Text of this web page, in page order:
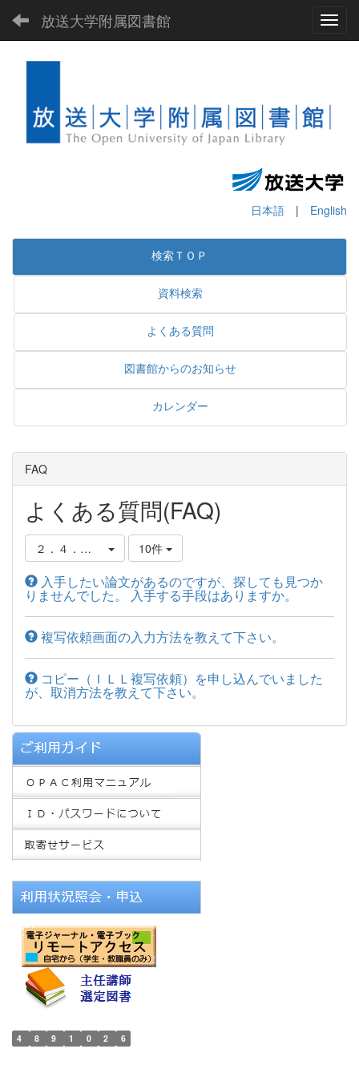
放送大学附属図書館
日本語 | English
検索ＴＯＰ
資料検索
よくある質問
図書館からのお知らせ
カレンダー
FAQ
よくある質問(FAQ)
２．４．複写物の取り寄せ方
10件
入手したい論文があるのですが、探しても見つか
りませんでした。 入手する手段はありますか。
複写依頼画面の入力方法を教えて下さい。
コピー（ＩＬＬ複写依頼）を申し込んでいました
が、取消方法を教えて下さい。
4 8 9 1 0 2 6